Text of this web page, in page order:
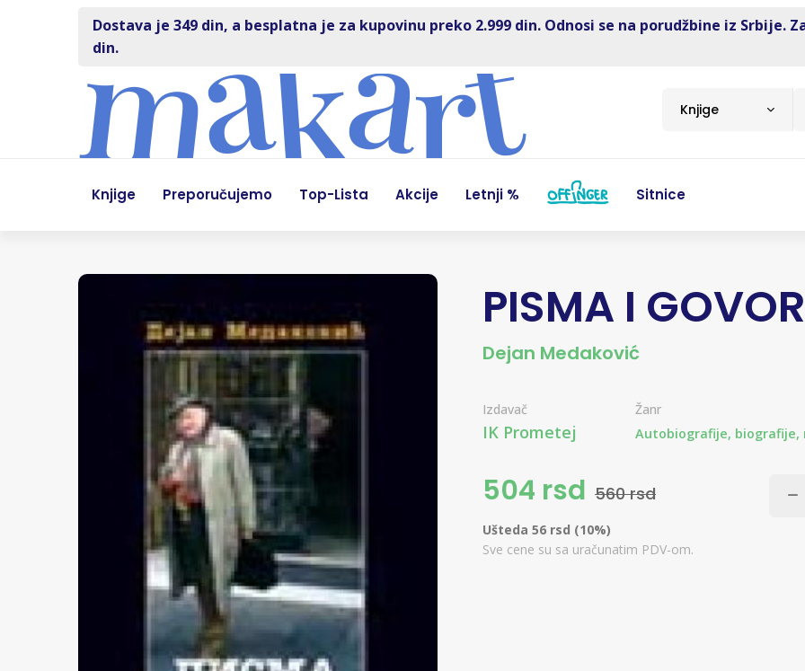
Dostava je 349 din, a besplatna je za kupovinu preko 2.999 din. Odnosi se na porudžbine iz Srbije.
din.
Knjige
Knjige Preporučujemo Top-Lista Akcije Letnji % Sitnice
PISMA I
Dejan Medaković
Izdavač
IK Prometej
Žanr
Autobiografije, biografije,
504 rsd 560 rsd
Ušteda 56 rsd (10%)
Sve cene su sa uračunatim PDV-om.